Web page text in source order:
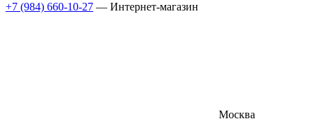
+7 (984) 660-10-27 — Интернет-магазин
Москва